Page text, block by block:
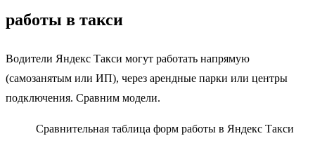
работы в такси
Водители Яндекс Такси могут работать напрямую
(самозанятым или ИП), через арендные парки или центры
подключения. Сравним модели.
Сравнительная таблица форм работы в Яндекс Такси